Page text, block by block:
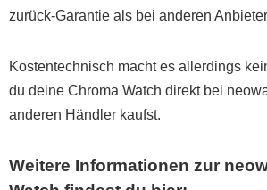
zurück-Garantie als bei anderen
Kostentechnisch macht es allerdings
du deine Chroma Watch direkt bei
anderen Händler kaufst.
Weitere Informationen zur